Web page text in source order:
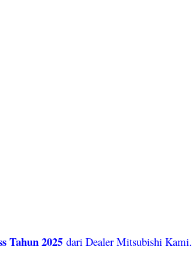
Tahun 2025 dari Dealer Mitsubishi Kami.